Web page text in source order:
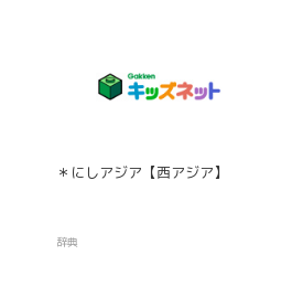
＊にしアジア【西アジア】
辞典